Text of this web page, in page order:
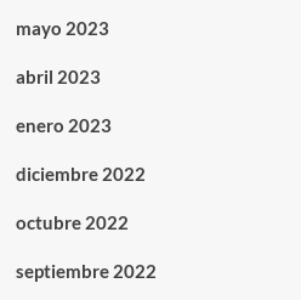
mayo 2023
abril 2023
enero 2023
diciembre 2022
octubre 2022
septiembre 2022